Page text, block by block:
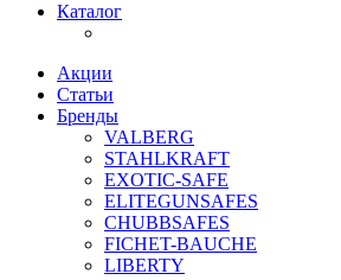
Каталог
Акции
Статьи
Бренды
VALBERG
STAHLKRAFT
EXOTIC-SAFE
ELITEGUNSAFES
CHUBBSAFES
FICHET-BAUCHE
LIBERTY